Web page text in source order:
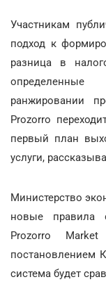
Участникам
подход к
разница в
определенные
ранжировании
Prozorro
первый план
услуги,
Министерство
новые правила
Prozorro
постановлением
система будет